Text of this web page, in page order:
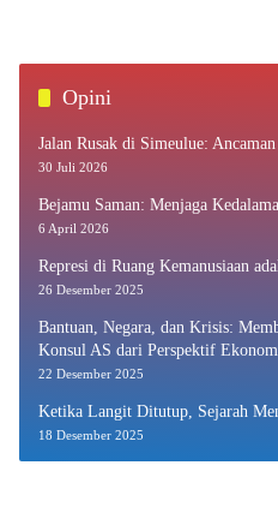
Opini
Jalan Rusak di Simeulue:
30 Juli 2026
Bejamu Saman: Menjaga
6 April 2026
Represi di Ruang Kemanusiaan
26 Desember 2025
Bantuan, Negara, dan Krisis:
Konsul AS dari Perspektif
22 Desember 2025
Ketika Langit Ditutup, Sejarah
18 Desember 2025